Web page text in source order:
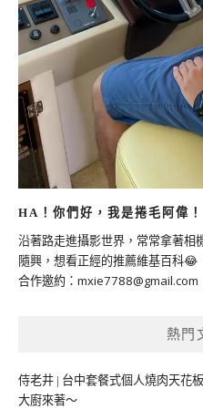
HA！你們好，我是捲毛阿偉！
沿著路走進攝影世界，常常拿著相
隨興，想看正經的推薦維基百科
合作邀約： mxie7788@gmail.com
熱門
侍老井 | 台中套餐式個人燒肉天花
大廚來著～